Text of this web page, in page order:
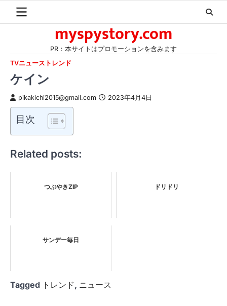
myspystory.com
PR：本サイトはプロモーションを含みます
TVニューストレンド
ケイン
pikakichi2015@gmail.com 2023年4月4日
目次
Related posts:
つぶやきZIP ドリドリ
サンデー毎日
Tagged トレンド, ニュース